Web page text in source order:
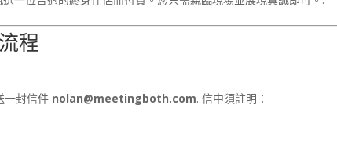
程
一封信件 nolan@meetingboth.com. 信中須註明：